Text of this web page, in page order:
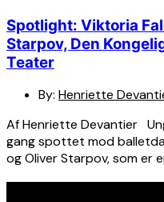
Spotlight: Viktoria
Starpov, Den
Teater
By: Henriette
Af Henriette Devantier
gang spottet mod
og Oliver Starpov, som er